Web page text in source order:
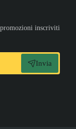
inscriviti
Invia